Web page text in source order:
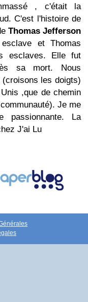
, c'était la
C'est l'histoire de
Thomas Jefferson
et Thomas
esclaves. Elle fut
sa mort. Nous
les doigts)
,que de chemin
Je me
passionnante. La
J'ai Lu